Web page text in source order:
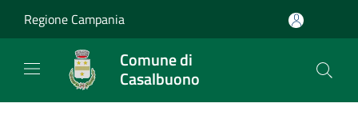
Regione Campania
Comune di
Casalbuono